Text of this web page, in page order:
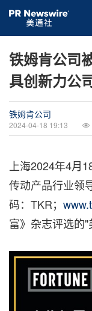
铁姆肯公司
具创新力公
铁姆肯公司
2024-04-18 19:13
上海2024年4月
传动产品行业领
码：TKR；
富》杂志评选的"